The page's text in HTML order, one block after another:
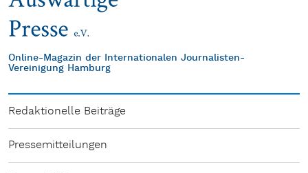
Online-Magazin der Internationalen Journalisten-
Vereinigung Hamburg
Redaktionelle Beiträge
Pressemitteilungen